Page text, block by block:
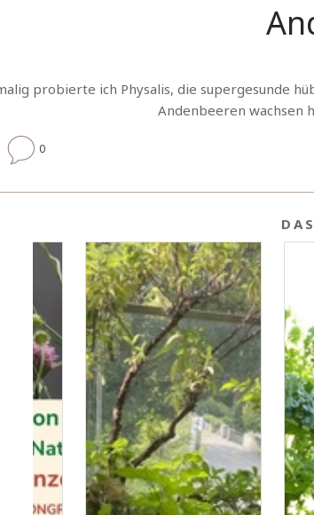
probierte ich Physalis, die supergesunde
Andenbeeren wachsen
0